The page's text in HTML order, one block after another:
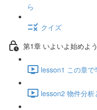
ら
クイズ
第1章 いよいよ始めよ
lesson1 この章
lesson2 物件分